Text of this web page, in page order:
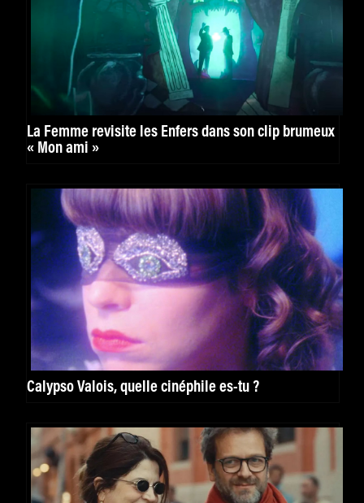
La Femme revisite les Enfers dans son clip brumeux
« Mon ami »
Calypso Valois, quelle cinéphile es-tu ?